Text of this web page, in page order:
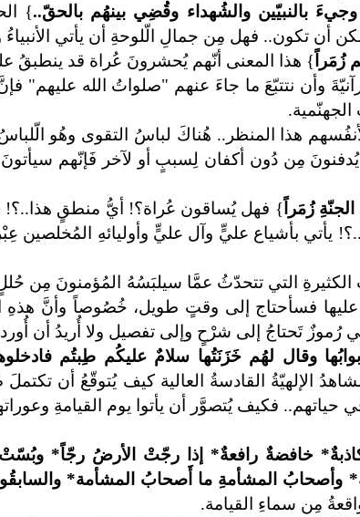
بالنبيّين والشُهداء وقُضِي بينهُم بالحقّ..}
أن تكون.. فهل مِن جمالِ الّلوحةِ أن يأتي
زُمَراً } هذا المعنى أنّهم يُحشرونَ عُراة قد ينطبقُ
وأن نتتبّعَ ما جاءَ عنهم "صلواتُ الله
لأنفُسهم هذا المنظر.. هُناكَ لباسُ التقوى وهُو
يُدفنونَ مِن دُون أكفان لِسببٍ أو لآخر فَإنّهم
زُمَراً } فهل يُساقون عُراة؟! أيُّ منطقٍ هذا..؟!
يأتي بأشياع عليٍّ وآل عليٍّ وأوليائهِ
الكثيرةِ التي تتحدّثُ عمَّا سيلبَسُهُ المُؤمنونَ مِن
عليها فسأحتاج إلى وقتٍ طويل، خُصُوصاً وأنَّ هذهِ
رُموزٌ تَحتاجُ إلى شرْحٍ وإلى تفصيل ولا أُريدُ أن
وقال لهُم خَزَنَتُها سلامٌ عليكُم طِبتُم
الإلهيّةُ القادسةُ العالية كيف يُتوقّعُ أن
حياتهم.. فكيف يُتصوَّر أن يأتوا يوم القيامةِ
خافضةٌ رافعةٌ* إذا رجّتْ الأرضُ رجّاً* وبُسّتْ
وأصحابُ المشأمةِ ما أَصحابُ المشأمة*
مِن سماءِ القيامة.